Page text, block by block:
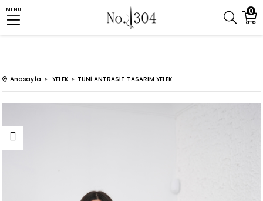
0
MENU
Anasayfa YELEK TUNİ ANTRASİT TASARIM YELEK